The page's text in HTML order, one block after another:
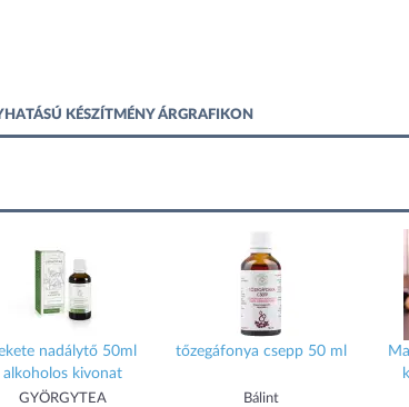
KÉSZÍTMÉNY ÁRGRAFIKON
nadálytő 50ml
alkoholos kivonat
GYÖRGYTEA
tőzegáfonya csepp 50 ml
Bálint